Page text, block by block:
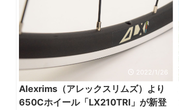
2022/1/26
Alexrims（アレックスリムズ）より
650Cホイール「LX210TRI」が新登